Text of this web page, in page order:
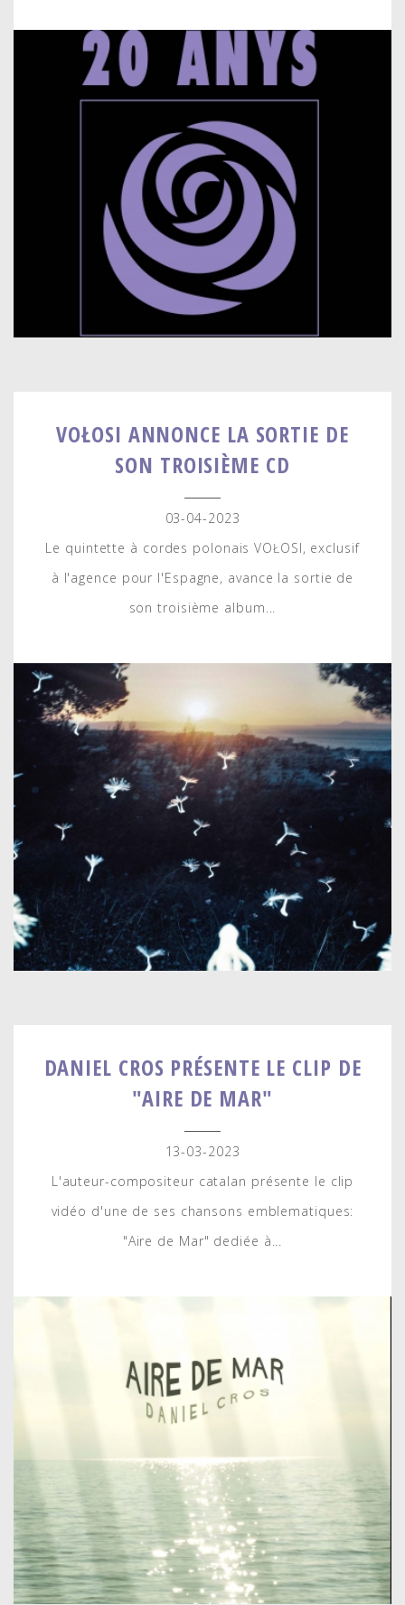
VOŁOSI ANNONCE LA SORTIE DE
SON TROISIÈME CD
03-04-2023
Le quintette à cordes polonais VOŁOSI, exclusif
à l'agence pour l'Espagne, avance la sortie de
son troisième album...
DANIEL CROS PRÉSENTE LE CLIP DE
"AIRE DE MAR"
13-03-2023
L'auteur-compositeur catalan présente le clip
vidéo d'une de ses chansons emblematiques:
"Aire de Mar" dediée à...